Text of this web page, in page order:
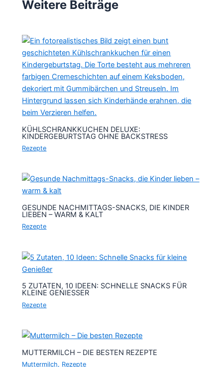
Weitere Beiträge
KÜHLSCHRANKKUCHEN DELUXE:
KINDERGEBURTSTAG OHNE BACKSTRESS
Rezepte
GESUNDE NACHMITTAGS-SNACKS, DIE KINDER
LIEBEN – WARM & KALT
Rezepte
5 ZUTATEN, 10 IDEEN: SCHNELLE SNACKS FÜR
KLEINE GENIESSER
Rezepte
MUTTERMILCH – DIE BESTEN REZEPTE
Muttermilch, Rezepte